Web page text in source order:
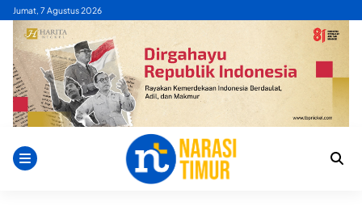
Skip
content
Jumat, 7 Agustus 2026